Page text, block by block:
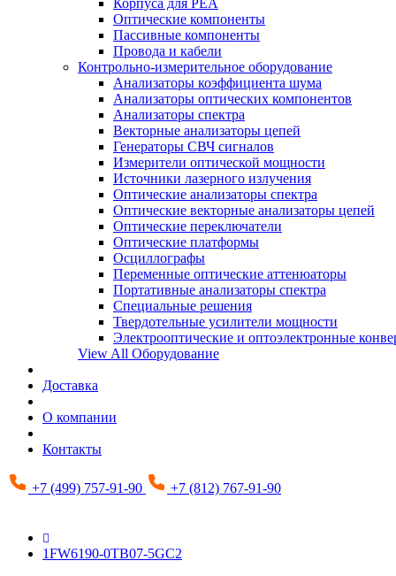
Корпуса для РЕА
Оптические компоненты
Пассивные компоненты
Провода и кабели
Контрольно-измерительное оборудование
Анализаторы коэффициента шума
Анализаторы оптических компонентов
Анализаторы спектра
Векторные анализаторы цепей
Генераторы СВЧ сигналов
Измерители оптической мощности
Источники лазерного излучения
Оптические анализаторы спектра
Оптические векторные анализаторы цепей
Оптические переключатели
Оптические платформы
Осциллографы
Переменные оптические аттенюаторы
Портативные анализаторы спектра
Специальные решения
Твердотельные усилители мощности
Электрооптические и оптоэлектронные
View All Оборудование
Доставка
О компании
Контакты
+7 (499) 757-91-90 +7 (812) 767-91-90
1FW6190-0TB07-5GC2